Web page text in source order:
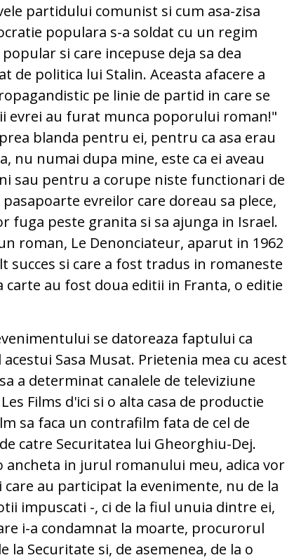
partidului comunist si cum asa-zisa
populara s-a soldat cu un regim
si care incepuse deja sa dea
de politica lui Stalin. Aceasta afacere a
pe linie de partid in care se
evrei au furat munca poporului roman!"
blanda pentru ei, pentru ca asa erau
nu numai dupa mine, este ca ei aveau
sau pentru a corupe niste functionari de
evreilor care doreau sa plece,
fuga peste granita si sa ajunga in Israel.
roman, Le Denonciateur, aparut in 1962
succes si care a fost tradus in romaneste
carte au fost doua editii in Franta, o editie
se datoreaza faptului ca
Sasa Musat. Prietenia mea cu acest
a determinat canalele de televiziune
Films d'ici si o alta casa de productie
sa faca un contrafilm fata de cel de
catre Securitatea lui Gheorghiu-Dej.
ancheta in jurul romanului meu, adica vor
au participat la evenimente, nu de la
impuscati -, ci de la fiul unuia dintre ei,
i-a condamnat la moarte, procurorul
la Securitate si, de asemenea, de la o